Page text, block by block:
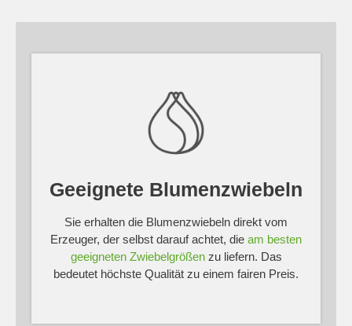
Geeignete Blumenzwiebeln
Sie erhalten die Blumenzwiebeln direkt vom
Erzeuger, der selbst darauf achtet, die am besten
geeigneten Zwiebelgrößenzu liefern. Das
bedeutet höchste Qualität zu einem fairen Preis.